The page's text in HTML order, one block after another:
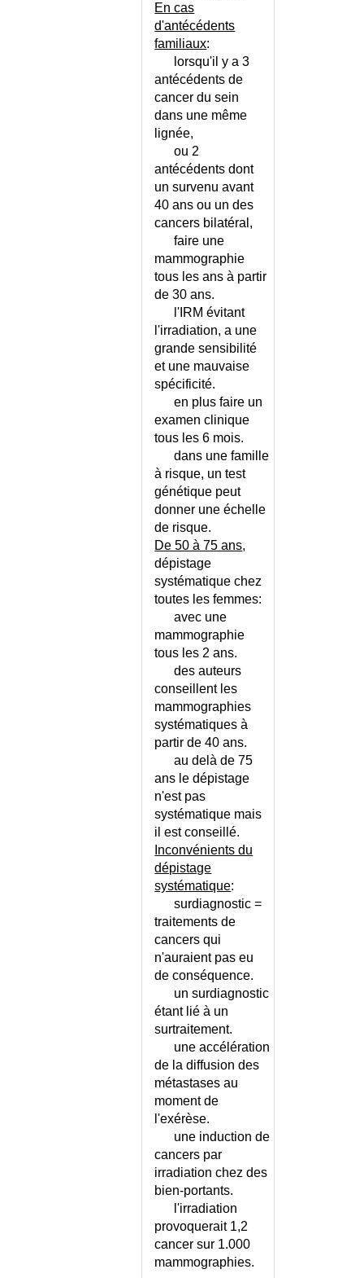
DEMENCE - CONSEILS
DEMENCE - DEPISTAGE
DEMENCE A CORPS DE LEWY
DEMENCE D'ALZHEIMER
DEMENCE D'ALZHEIMER -
DEMENCE D'ALZHEIMER OU
DEFICIT COGNITIF ?
DEMENCE D'ALZHEIMER OU
DEMENCE VASCULAIRE ?
DEMENCE D'ALZHEIMER OU
FRONTO-TEMPORALE ?
DEMENCE FRONTO-
DEMENCE OU CONFUSION
DEMENCE OU DEPRESSION ?
DEMENCE VASCULAIRE
CORTICALE ET SOUS-
DEMENCES - DIAGNOSTIC
DENI DE GROSSESSE
DENUTRITION - ECHELLE MNA
DENUTRITION DE L'ENFANT
DENUTRITION DU SUJET AGE
DEPENDANCE PHYSIQUE
DEPISTAGE CHEZ L'ENFANT
DEPISTAGE CHEZ L'HOMME
DEPISTAGE CHEZ LA FEMME
DEPISTAGE DES CANCERS
DEPISTAGE NEONATAL
DEPRESSION DE L'ENFANT ET
DEPRESSION DU SUJET AGE
DEPRESSION ET GROSSESSE
DEPRESSION ET GROSSESSE -
DEPRESSION NERVEUSE
DEPRESSION NERVEUSE -
DEPRESSION NERVEUSE -
INTERVERTEBRAL MINEUR
DERMATITE ATOPIQUE -
DERMATITE ATOPIQUE DE
DERMATITE ATOPIQUE DE
DERMATITE HERPETIFORME
DERMATOLOGIE - LISTE
DERMATOSE APRES UN BAIN
DERMATOSE AU RETOUR DES
En cas
d'antécédents
familiaux:
lorsqu'il y a 3
antécédents de
cancer du sein
dans une même
lignée,
ou 2
antécédents dont
un survenu avant
40 ans ou un des
cancers bilatéral,
faire une
mammographie
tous les ans à partir
de 30 ans.
l'IRM évitant
l'irradiation, a une
grande sensibilité
et une mauvaise
spécificité.
en plus faire un
examen clinique
tous les 6 mois.
dans une famille
à risque, un test
génétique peut
donner une échelle
de risque.
De 50 à 75 ans,
dépistage
systématique chez
toutes les femmes:
avec une
mammographie
tous les 2 ans.
des auteurs
conseillent les
mammographies
systématiques à
partir de 40 ans.
au delà de 75
ans le dépistage
n'est pas
systématique mais
il est conseillé.
Inconvénients du
dépistage
systématique:
surdiagnostic =
traitements de
cancers qui
n'auraient pas eu
de conséquence.
un surdiagnostic
étant lié à un
surtraitement.
une accélération
de la diffusion des
métastases au
moment de
l'exérèse.
une induction de
cancers par
irradiation chez des
bien-portants.
l'irradiation
provoquerait 1,2
cancer sur 1.000
mammographies.